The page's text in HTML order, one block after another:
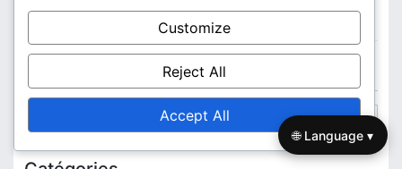
Processus d’attribution
e
a
Customize
Reject All
Accept All
🌐 Language ▾